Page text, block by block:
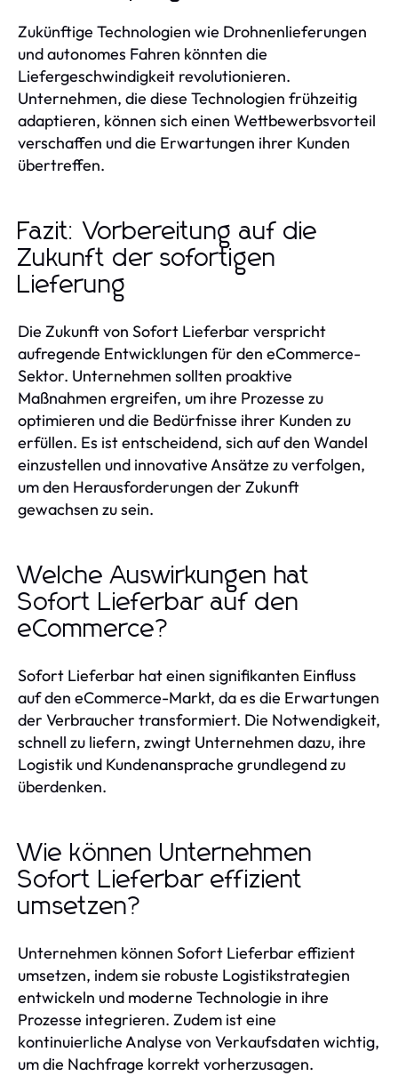
Zukünftige Technologien wie Drohnenlieferungen
und autonomes Fahren könnten die
Liefergeschwindigkeit revolutionieren.
Unternehmen, die diese Technologien frühzeitig
adaptieren, können sich einen Wettbewerbsvorteil
verschaffen und die Erwartungen ihrer Kunden
übertreffen.
Fazit: Vorbereitung auf die
Zukunft der sofortigen
Lieferung
Die Zukunft von Sofort Lieferbar verspricht
aufregende Entwicklungen für den eCommerce-
Sektor. Unternehmen sollten proaktive
Maßnahmen ergreifen, um ihre Prozesse zu
optimieren und die Bedürfnisse ihrer Kunden zu
erfüllen. Es ist entscheidend, sich auf den Wandel
einzustellen und innovative Ansätze zu verfolgen,
um den Herausforderungen der Zukunft
gewachsen zu sein.
Welche Auswirkungen hat
Sofort Lieferbar auf den
eCommerce?
Sofort Lieferbar hat einen signifikanten Einfluss
auf den eCommerce-Markt, da es die Erwartungen
der Verbraucher transformiert. Die Notwendigkeit,
schnell zu liefern, zwingt Unternehmen dazu, ihre
Logistik und Kundenansprache grundlegend zu
überdenken.
Wie können Unternehmen
Sofort Lieferbar effizient
umsetzen?
Unternehmen können Sofort Lieferbar effizient
umsetzen, indem sie robuste Logistikstrategien
entwickeln und moderne Technologie in ihre
Prozesse integrieren. Zudem ist eine
kontinuierliche Analyse von Verkaufsdaten wichtig,
um die Nachfrage korrekt vorherzusagen.